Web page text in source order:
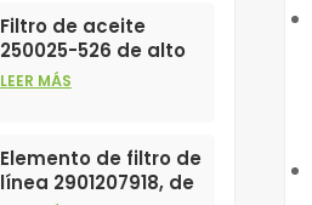
de compresores de
aire.
Filtro de aceite
250025-526 de alto
rendimiento,
compresores de aire.
LEER MÁS
Elemento de filtro de
línea 2901207918, de